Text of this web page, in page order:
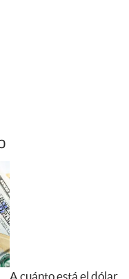
A cuánto está el dólar